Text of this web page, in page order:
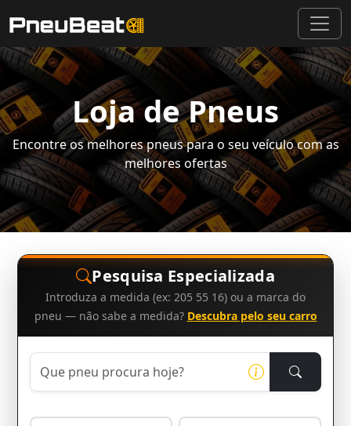
Loja de Pneus
Encontre os melhores pneus para o seu veículo com as
melhores ofertas
Pesquisa Especializada
Introduza a medida (ex: 205 55 16) ou a marca do
pneu — não sabe a medida? Descubra pelo seu carro